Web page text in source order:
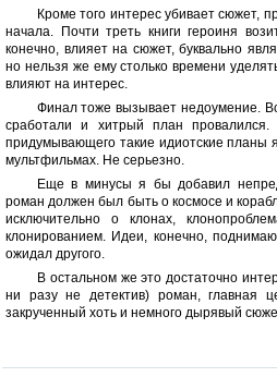
Кроме того интерес убивает сюжет,
начала. Почти треть книги героиня
конечно, влияет на сюжет, буквально
но нельзя же ему столько времени
влияют на интерес.
Финал тоже вызывает недоумение.
сработали и хитрый план провалился.
придумывающего такие идиотские планы
мультфильмах. Не серьезно.
Еще в минусы я бы добавил
роман должен был быть о космосе и
исключительно о клонах,
клонированием. Идеи, конечно,
ожидал другого.
В остальном же это достаточно
ни разу не детектив) роман, главная
закрученный хоть и немного дырявый